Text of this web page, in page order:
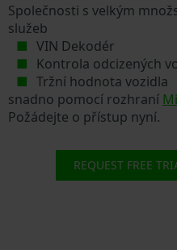
Společnosti s velkým
služeb
VIN Dekodér
Kontrola odcizených
Tržní hodnota vozidla
snadno pomocí rozhraní
Požádejte o přístup nyní.
REQUEST FREE